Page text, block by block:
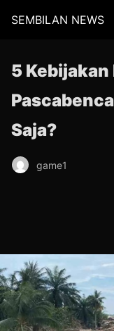
SEMBILAN NEWS
5 Kebijakan
Saja?
game1